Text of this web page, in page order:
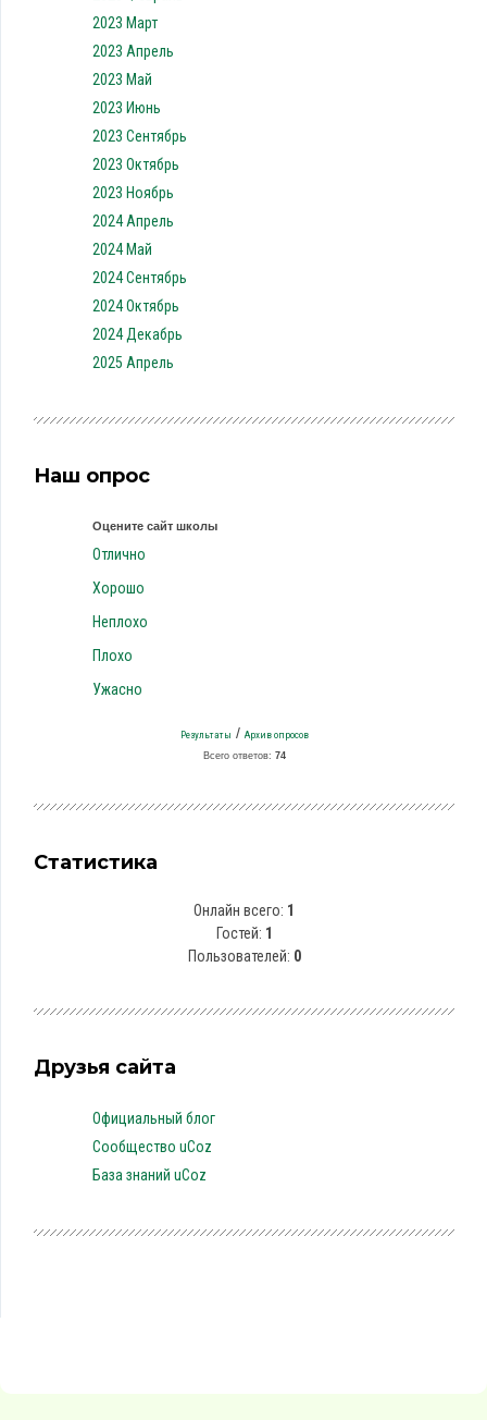
2023 Март
2023 Апрель
2023 Май
2023 Июнь
2023 Сентябрь
2023 Октябрь
2023 Ноябрь
2024 Апрель
2024 Май
2024 Сентябрь
2024 Октябрь
2024 Декабрь
2025 Апрель
Наш опрос
Оцените сайт школы
Отлично
Хорошо
Неплохо
Плохо
Ужасно
Результаты / Архив опросов
Всего ответов: 74
Статистика
Онлайн всего: 1
Гостей: 1
Пользователей: 0
Друзья сайта
Официальный блог
Сообщество uCoz
База знаний uCoz